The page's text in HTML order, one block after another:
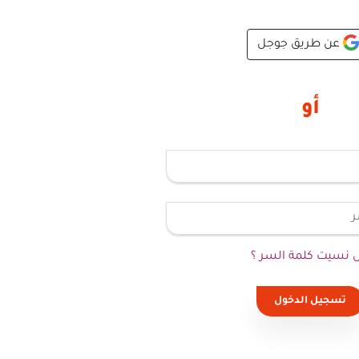
عن طريق جوجل
أو
نسيت كلمة السر ؟